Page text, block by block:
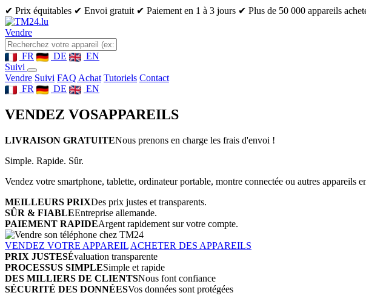
✔ Prix équitables ✔ Envoi gratuit ✔ Paiement en 1 à 3 jours ✔ Plus de 50 000 appareils
Vendre
FR DE
EN
Suivi
Vendre Suivi FAQ Achat Tutoriels Contact
FR
DE EN
VENDEZ VOSAPPAREILS
LIVRAISON GRATUITENous prenons en charge les frais d'envoi !
Simple. Rapide. Sûr.
Vendez votre smartphone, tablette, ordinateur portable, montre connectée ou autres appareils
MEILLEURS PRIXDes prix justes et transparents.
SÛR & FIABLEEntreprise allemande.
PAIEMENT RAPIDEArgent rapidement sur votre compte.
VENDEZ VOTRE APPAREIL ACHETER DES APPAREILS
PRIX JUSTESÉvaluation transparente
PROCESSUS SIMPLESimple et rapide
DES MILLIERS DE CLIENTSNous font confiance
SÉCURITÉ DES DONNÉESVos données sont protégées